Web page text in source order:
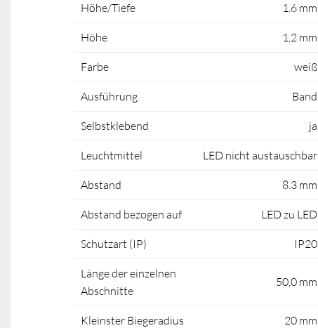
Höhe/Tiefe 1.6 mm
Höhe 1,2 mm
Farbe weiß
Ausführung Band
Selbstklebend ja
Leuchtmittel LED nicht austauschbar
Abstand 8.3 mm
Abstand bezogen auf LED zu LED
Schutzart (IP) IP20
Länge der einzelnen
Abschnitte
50,0 mm
Kleinster Biegeradius 20 mm